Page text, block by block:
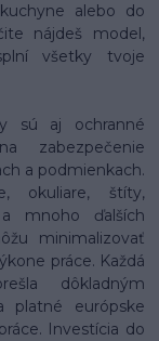
alebo do
nájdeš model,
všetky tvoje
sú aj ochranné
zabezpečenie
a podmienkach.
okuliare, štíty,
mnoho ďalších
minimalizovať
práce. Každá
dôkladným
platné európske
Investícia do